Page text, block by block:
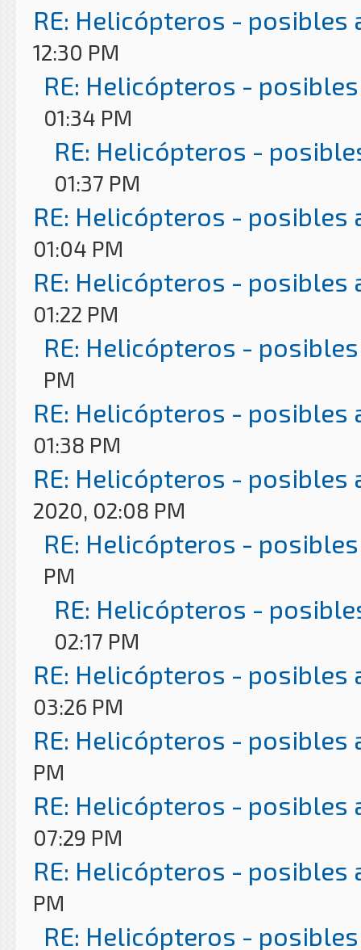
RE: Helicópteros - posibles
12:30 PM
RE: Helicópteros -
01:34 PM
RE: Helicópteros -
01:37 PM
RE: Helicópteros - posibles
01:04 PM
RE: Helicópteros - posibles
01:22 PM
RE: Helicópteros -
PM
RE: Helicópteros - posibles
01:38 PM
RE: Helicópteros - posibles
2020, 02:08 PM
RE: Helicópteros -
PM
RE: Helicópteros -
02:17 PM
RE: Helicópteros - posibles
03:26 PM
RE: Helicópteros - posibles
PM
RE: Helicópteros - posibles
07:29 PM
RE: Helicópteros - posibles
PM
RE: Helicópteros -